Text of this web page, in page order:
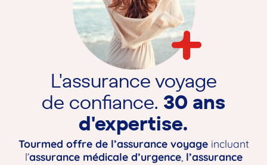
L'assurance voyage
de confiance. 30 ans
d'expertise.
Tourmed offre de l’assurance voyage incluant
l’assurance médicale d’urgence, l’assurance